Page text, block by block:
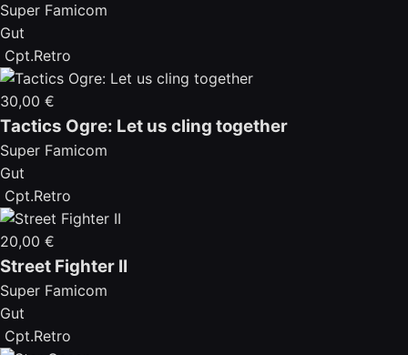
Super Famicom
Gut
Cpt.Retro
30,00 €
Tactics Ogre: Let us cling together
Super Famicom
Gut
Cpt.Retro
20,00 €
Street Fighter II
Super Famicom
Gut
Cpt.Retro